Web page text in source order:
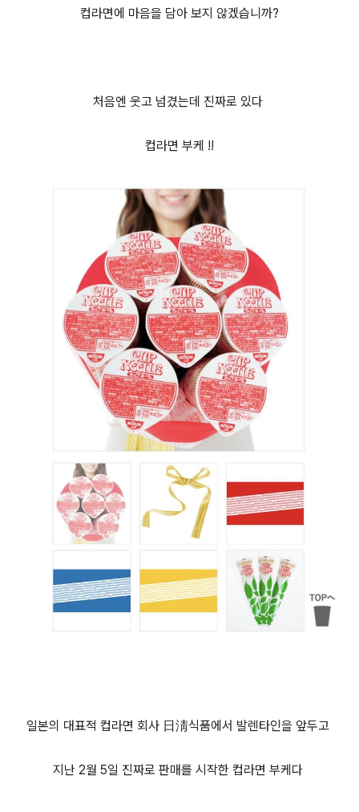
컵라면에 마음을 담아 보지 않겠습니까?
처음엔 웃고 넘겼는데 진짜로 있다
컵라면 부케 !!
일본의 대표적 컵라면 회사 日淸식품에서 발렌타인을 앞두고
지난 2월 5일 진짜로 판매를 시작한 컵라면 부케다